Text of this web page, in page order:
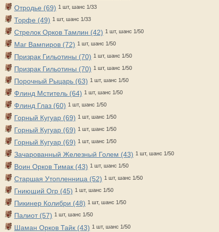
Отродье (69) 1 шт, шанс 1/33
Торфе (49) 1 шт, шанс 1/33
Стрелок Орков Тамлин (42) 1 шт, шанс 1/50
Маг Вампиров (72) 1 шт, шанс 1/50
Призрак Гильотины (70) 1 шт, шанс 1/50
Призрак Гильотины (70) 1 шт, шанс 1/50
Порочный Рыцарь (63) 1 шт, шанс 1/50
Флинд Мститель (64) 1 шт, шанс 1/50
Флинд Глаз (60) 1 шт, шанс 1/50
Горный Кугуар (69) 1 шт, шанс 1/50
Горный Кугуар (69) 1 шт, шанс 1/50
Горный Кугуар (69) 1 шт, шанс 1/50
Зачарованный Железный Голем (43) 1 шт, шанс 1/50
Воин Орков Тимак (43) 1 шт, шанс 1/50
Старшая Утопленница (52) 1 шт, шанс 1/50
Гниющий Огр (45) 1 шт, шанс 1/50
Пикинер Колибри (48) 1 шт, шанс 1/50
Палиот (57) 1 шт, шанс 1/50
Шаман Орков Тайк (43) 1 шт, шанс 1/50